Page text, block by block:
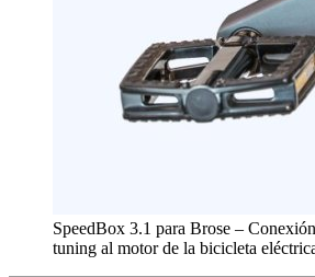
SpeedBox 3.1 para Brose –
tuning al motor de la bicicleta